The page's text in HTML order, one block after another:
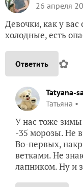
26 апреля
Девочки, как у
холодные, есть
Ответить ✿
Tatyana-
Татьяна
У нас тоже
-35 морозы. Не
Во-первых,
ветками. Не
лапником. Ну и